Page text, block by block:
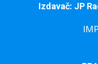
Izdavač: JP